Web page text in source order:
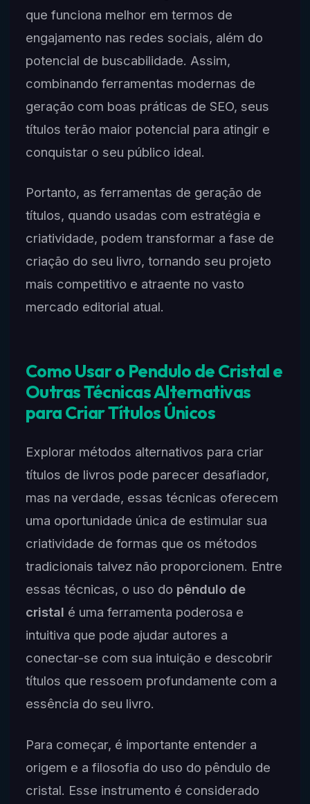
que funciona melhor em termos de
engajamento nas redes sociais, além do
potencial de buscabilidade. Assim,
combinando ferramentas modernas de
geração com boas práticas de SEO, seus
títulos terão maior potencial para atingir e
conquistar o seu público ideal.
Portanto, as ferramentas de geração de
títulos, quando usadas com estratégia e
criatividade, podem transformar a fase de
criação do seu livro, tornando seu projeto
mais competitivo e atraente no vasto
mercado editorial atual.
Como Usar o Pendulo de Cristal e
Outras Técnicas Alternativas
para Criar Títulos Únicos
Explorar métodos alternativos para criar
títulos de livros pode parecer desafiador,
mas na verdade, essas técnicas oferecem
uma oportunidade única de estimular sua
criatividade de formas que os métodos
tradicionais talvez não proporcionem. Entre
essas técnicas, o uso do pêndulo de
cristal é uma ferramenta poderosa e
intuitiva que pode ajudar autores a
conectar-se com sua intuição e descobrir
títulos que ressoem profundamente com a
essência do seu livro.
Para começar, é importante entender a
origem e a filosofia do uso do pêndulo de
cristal. Esse instrumento é considerado